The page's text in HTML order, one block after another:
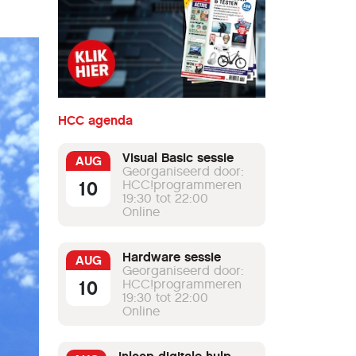
HCC agenda
AUG
10
Visual Basic sessie
Georganiseerd door:
HCC!programmeren
19:30 tot 22:00
Online
AUG
10
Hardware sessie
Georganiseerd door:
HCC!programmeren
19:30 tot 22:00
Online